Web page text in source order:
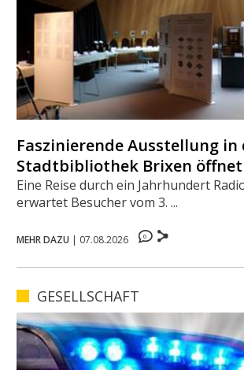
Faszinierende Ausstellung in
Stadtbibliothek Brixen
Eine Reise durch ein Jahrhundert
erwartet Besucher vom 3. ...
MEHR DAZU | 07.08.2026 0
GESELLSCHAFT